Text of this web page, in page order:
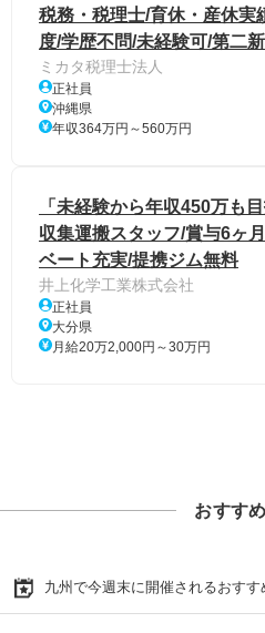
税務・税理士/育休・産休実
度/学歴不問/未経験可/第二
ミカタ税理士法人
正社員
沖縄県
年収364万円～560万円
「未経験から年収450万も
収集運搬スタッフ/賞与6ヶ
ベート充実/提携ジム無料
井上化学工業株式会社
正社員
大分県
月給20万2,000円～30万円
おすす
九州で今週末に開催されるおすす